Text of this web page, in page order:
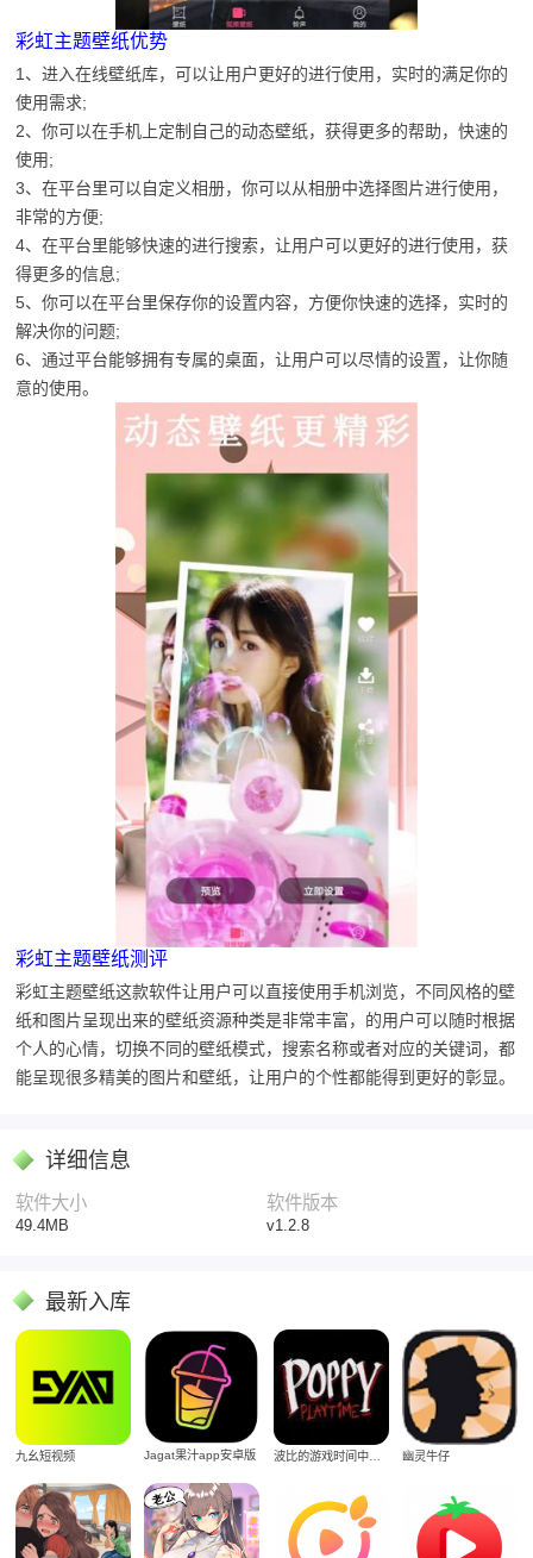
彩虹主题壁纸优势
1、进入在线壁纸库，可以让用户更好的进行使用，实时的满足你的
使用需求;
2、你可以在手机上定制自己的动态壁纸，获得更多的帮助，快速的
使用;
3、在平台里可以自定义相册，你可以从相册中选择图片进行使用，
非常的方便;
4、在平台里能够快速的进行搜索，让用户可以更好的进行使用，获
得更多的信息;
5、你可以在平台里保存你的设置内容，方便你快速的选择，实时的
解决你的问题;
6、通过平台能够拥有专属的桌面，让用户可以尽情的设置，让你随
意的使用。
彩虹主题壁纸测评
彩虹主题壁纸这款软件让用户可以直接使用手机浏览，不同风格的壁
纸和图片呈现出来的壁纸资源种类是非常丰富，的用户可以随时根据
个人的心情，切换不同的壁纸模式，搜索名称或者对应的关键词，都
能呈现很多精美的图片和壁纸，让用户的个性都能得到更好的彰显。
详细信息
软件大小
49.4MB
软件版本
v1.2.8
最新入库
九幺短视频 Jagat果汁app安卓版 波比的游戏时间中文版 幽灵牛仔